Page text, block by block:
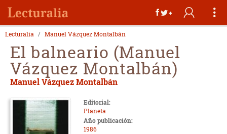
Lecturalia Manuel Vázquez Montalbán
El balneario (Manuel
Vázquez Montalbán)
Manuel Vázquez Montalbán
Editorial:
Planeta
Año publicación:
1986